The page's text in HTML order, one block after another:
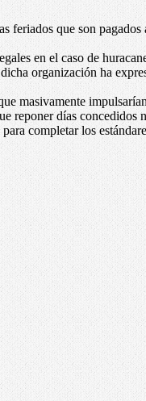
feriados que son
en el caso de
organización ha
masivamente
reponer días
completar los